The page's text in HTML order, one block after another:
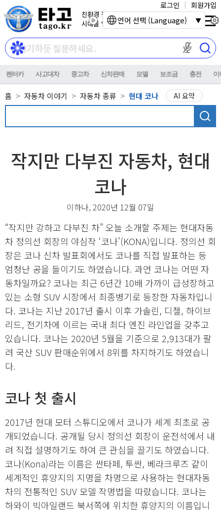
친환경 전기자동차
시대를 열어갑니다.
마이크 권한이
로그인 회원가입
렌터카 사고대차 중고차 신차판매 모델 보조금 충전 이
홈 자동차 이야기 자동차 종류 현대 코나 AI 요약
작지만 다부진 자동차, 현대
코나
이하나, 2020년 12월 07일
“작지만 강하고 다부진 차” 오늘 소개할 주제는 현대자동
차 정의선 회장의 야심작 ‘코나’(KONA)입니다. 정의선 회
장은 코나 신차 발표회에서도 코나를 직접 발표하는 등
엄청난 공을 들이기도 하였습니다. 과연 코나는 어떤 자
동차일까요? 코나는 최근 6년간 10배 가까이 급성장하고
있는 소형 SUV 시장에서 최종병기로 등장한 자동차입니
다. 코나는 지난 2017년 출시 이후 가솔린, 디젤, 하이브
리드, 전기차에 이르는 국내 최다 엔진 라인업을 갖추고
있습니다. 코나는 2020년 5월을 기준으로 2,913대가 팔
려 국산 SUV 판매순위에서 8위를 차지하기도 하였습니
다.
코나 첫 출시
2017년 현대 모터 스튜디오에서 코나가 세계 최초로 공
개되었습니다. 공개될 당시 정의선 회장이 운전석에서 내
려 직접 설명하기도 하여 큰 관심을 끌기도 하였습니다.
코나(Kona)라는 이름은 싼타페, 투싼, 베라크루즈 같이
세계적인 휴양지의 지명을 차명으로 사용하는 현대자동
차의 전통적인 SUV 모델 작명법을 따랐습니다. 코나는
하와이 빅아일랜드 북서쪽에 위치한 휴양지의 이름입니
언어 선택 (Language)